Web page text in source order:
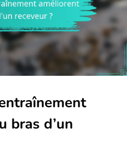
bras d’un